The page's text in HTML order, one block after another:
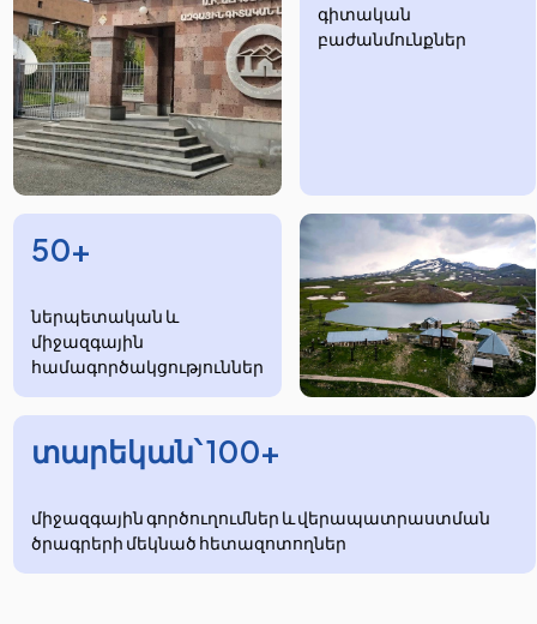
​​​գիտական
բաժանմունքներ
50+
ներպետական և
միջազգային
համագործակցություններ
տարեկան՝ 100+
միջազգային գործուղումներ և վերապատրաստման
ծրագրերի մեկնած հետազոտողներ